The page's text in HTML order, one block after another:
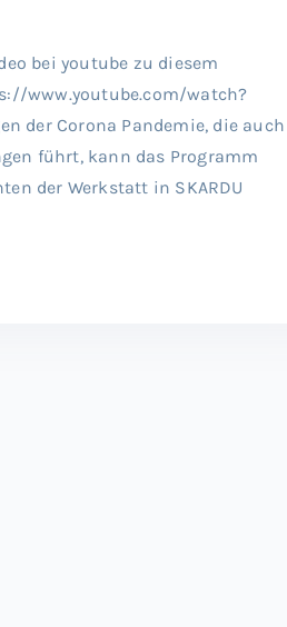
bei youtube zu diesem
www.youtube.com/watch?
der Corona Pandemie, die auch
führt, kann das Programm
der Werkstatt in SKARDU